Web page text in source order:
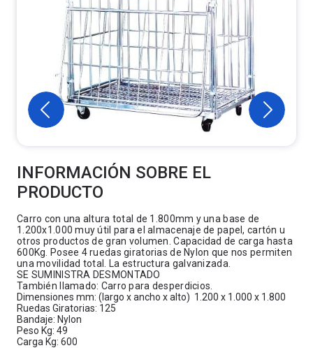
INFORMACIÓN SOBRE EL
PRODUCTO
Carro con una altura total de 1.800mm y una base de
1.200x1.000 muy útil para el almacenaje de papel, cartón u
otros productos de gran volumen. Capacidad de carga hasta
600Kg. Posee 4 ruedas giratorias de Nylon que nos permiten
una movilidad total. La estructura galvanizada.
SE SUMINISTRA DESMONTADO
También llamado: Carro para desperdicios.
Dimensiones mm: (largo x ancho x alto) 1.200 x 1.000 x 1.800
Ruedas Giratorias: 125
Bandaje: Nylon
Peso Kg: 49
Carga Kg: 600